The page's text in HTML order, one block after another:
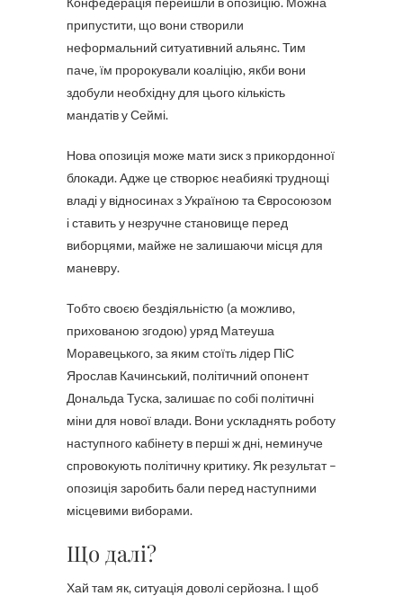
припустити, що вони створили
неформальний ситуативний альянс. Тим
паче, їм пророкували коаліцію, якби вони
здобули необхідну для цього кількість
мандатів у Сеймі.
Нова опозиція може мати зиск з прикордонної
блокади. Адже це створює неабиякі труднощі
владі у відносинах з Україною та Євросоюзом
і ставить у незручне становище перед
виборцями, майже не залишаючи місця для
маневру.
Тобто своєю бездіяльністю (а можливо,
прихованою згодою) уряд Матеуша
Моравецького, за яким стоїть лідер ПіС
Ярослав Качинський, політичний опонент
Дональда Туска, залишає по собі політичні
міни для нової влади. Вони ускладнять роботу
наступного кабінету в перші ж дні, неминуче
спровокують політичну критику. Як результат –
опозиція заробить бали перед наступними
місцевими виборами.
Що далі?
Хай там як, ситуація доволі серйозна. І щоб